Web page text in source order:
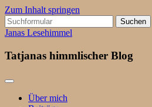
Zum Inhalt springen
Suchen
nach:
Janas Lesehimmel
Tatjanas himmlischer Blog
Über mich